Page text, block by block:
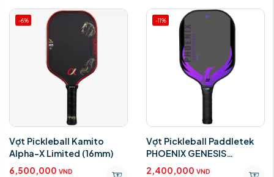
-6%
Vợt Pickleball Kamito
Alpha-X Limited (16mm)
6,500,000 VND
-11%
Vợt Pickleball Paddletek
PHOENIX GENESIS
CARBON PURPLE 14mm
2,400,000 VND